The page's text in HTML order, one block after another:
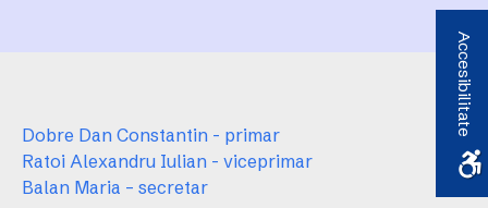
Dobre Dan Constantin - primar
Ratoi Alexandru Iulian - viceprimar
Balan Maria – secretar
Accesibilitate